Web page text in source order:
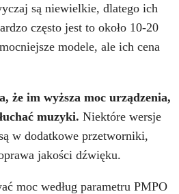
są niewielkie, dlatego ich
często jest to około 10-20
modele, ale ich cena
że im wyższa moc urządzenia,
muzyki. Niektóre wersje
w dodatkowe przetworniki,
jakości dźwięku.
moc według parametru PMPO